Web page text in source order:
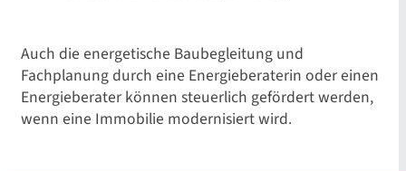
Auch die energetische Baubegleitung und
Fachplanung durch eine Energieberaterin oder einen
Energieberater können steuerlich gefördert werden,
wenn eine Immobilie modernisiert wird.